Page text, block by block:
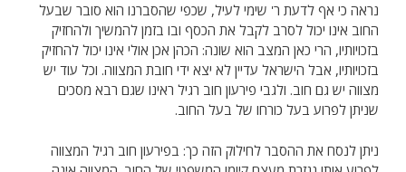
נראה כי אף לדעת ר' שימי לעיל, שכפי שהסברנו הוא סובר שבעל
החוב אינו יכול לסרב לקבל את הכסף ובו בזמן להמשיך ולהחזיק
בזכויותיו, הרי כאן המצב הוא שונה: הכהן אכן אולי אינו יכול להחזיק
בזכויותיו, אבל הישראל עדיין לא יצא ידי חובת המצווה. וכל עוד יש
מצווה יש גם חוב. ולגבי פירעון חוב רגיל ראינו שגם רבא מסכים
שניתן לפרוע בעל כורחו של בעל החוב.
ניתן לנסח את ההסבר לחילוק הזה כך: בפירעון חוב רגיל המצווה